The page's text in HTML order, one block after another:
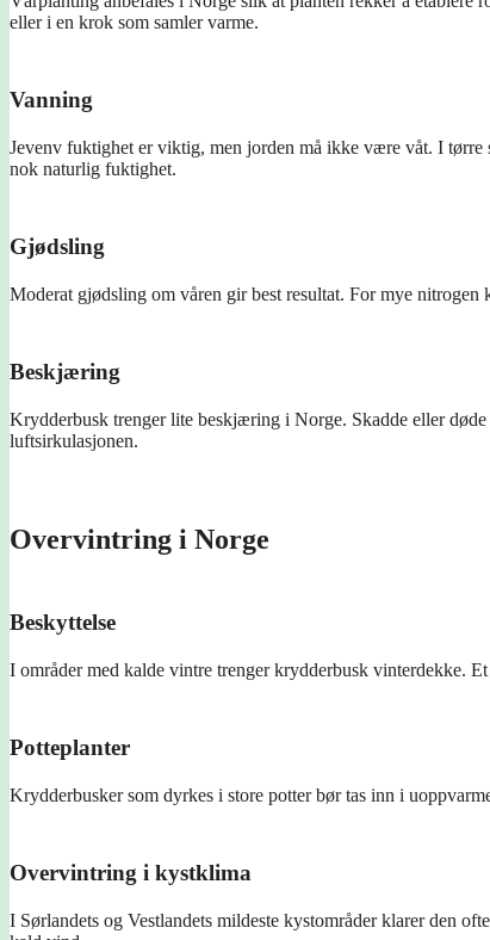
eller i en krok som samler varme.
Vanning
Jevenv fuktighet er viktig, men jorden må ikke være våt. I tørre
nok naturlig fuktighet.
Gjødsling
Moderat gjødsling om våren gir best resultat. For mye
Beskjæring
Krydderbusk trenger lite beskjæring i Norge. Skadde eller
luftsirkulasjonen.
Overvintring i Norge
Beskyttelse
I områder med kalde vintre trenger krydderbusk vinterdekke.
Potteplanter
Krydderbusker som dyrkes i store potter bør tas inn i
Overvintring i kystklima
I Sørlandets og Vestlandets mildeste kystområder klarer den